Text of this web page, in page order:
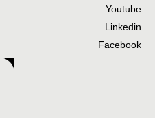
Youtube
Linkedin
Facebook